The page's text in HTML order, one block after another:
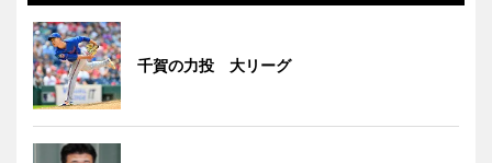
千賀の力投 大リーグ